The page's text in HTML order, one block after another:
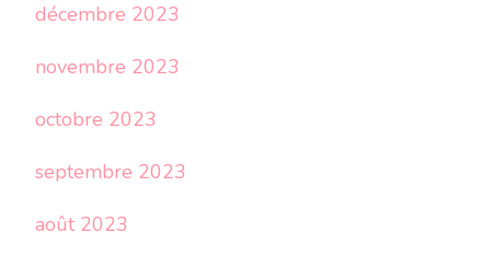
décembre 2023
novembre 2023
octobre 2023
septembre 2023
août 2023